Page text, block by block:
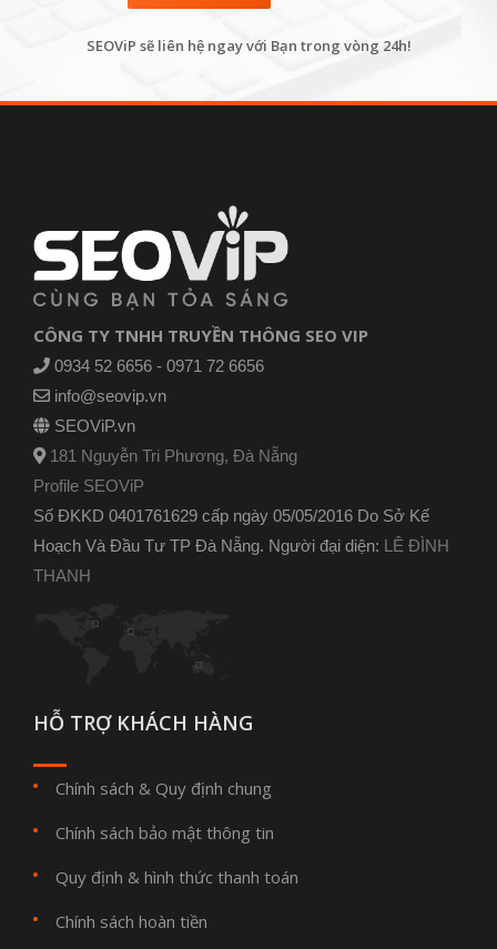
SEOViP sẽ liên hệ ngay với Bạn trong vòng 24h!
CÔNG TY TNHH TRUYỀN THÔNG SEO VIP
0934 52 6656 - 0971 72 6656
info@seovip.vn
SEOViP.vn
181 Nguyễn Tri Phương, Đà Nẵng
Profile SEOViP
Số ĐKKD 0401761629 cấp ngày 05/05/2016 Do Sở Kế
Hoạch Và Đầu Tư TP Đà Nẵng. Người đại diện: LÊ ĐÌNH
THANH
HỖ TRỢ KHÁCH HÀNG
Chính sách & Quy định chung
Chính sách bảo mật thông tin
Quy định & hình thức thanh toán
Chính sách hoàn tiền